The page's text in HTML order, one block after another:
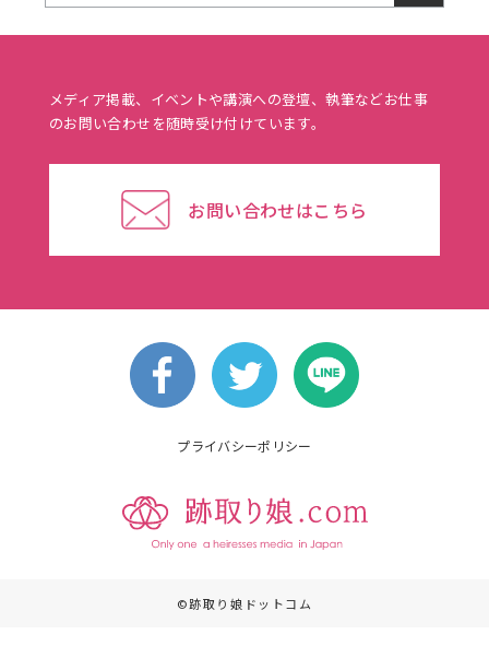
メディア掲載、イベントや講演への登壇、執筆などお仕事
のお問い合わせを随時受け付けています。
お問い合わせはこちら
プライバシーポリシー
©跡取り娘ドットコム